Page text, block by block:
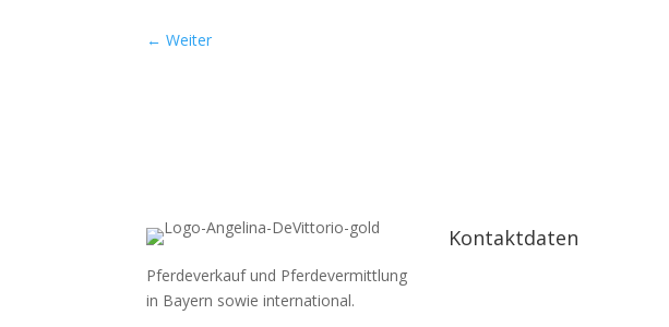
←Weiter
Pferdeverkauf und Pferdevermittlung
in Bayern sowie international.
Kontaktdaten